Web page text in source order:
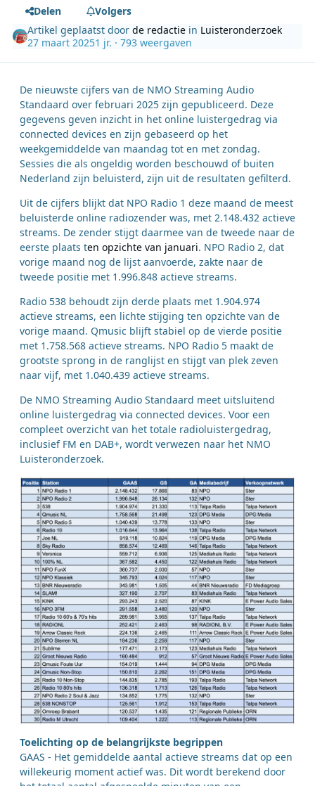
Delen
Volgers
Artikel geplaatst doorde redactie in Luisteronderzoek
27 maart 20251 jr. · 793 weergaven
De nieuwste cijfers van de NMO Streaming Audio
Standaard over februari 2025 zijn gepubliceerd. Deze
gegevens geven inzicht in het online luistergedrag via
connected devices en zijn gebaseerd op het
weekgemiddelde van maandag tot en met zondag.
Sessies die als ongeldig worden beschouwd of buiten
Nederland zijn beluisterd, zijn uit de resultaten gefilterd.
Uit de cijfers blijkt dat NPO Radio 1 deze maand de meest
beluisterde online radiozender was, met 2.148.432 actieve
streams. De zender stijgt daarmee van de tweede naar de
eerste plaats ten opzichte van januari. NPO Radio 2, dat
vorige maand nog de lijst aanvoerde, zakte naar de
tweede positie met 1.996.848 actieve streams.
Radio 538 behoudt zijn derde plaats met 1.904.974
actieve streams, een lichte stijging ten opzichte van de
vorige maand. Qmusic blijft stabiel op de vierde positie
met 1.758.568 actieve streams. NPO Radio 5 maakt de
grootste sprong in de ranglijst en stijgt van plek zeven
naar vijf, met 1.040.439 actieve streams.
De NMO Streaming Audio Standaard meet uitsluitend
online luistergedrag via connected devices. Voor een
compleet overzicht van het totale radioluistergedrag,
inclusief FM en DAB+, wordt verwezen naar het NMO
Luisteronderzoek.
Toelichting op de belangrijkste begrippen
GAAS - Het gemiddelde aantal actieve streams dat op een
willekeurig moment actief was. Dit wordt berekend door